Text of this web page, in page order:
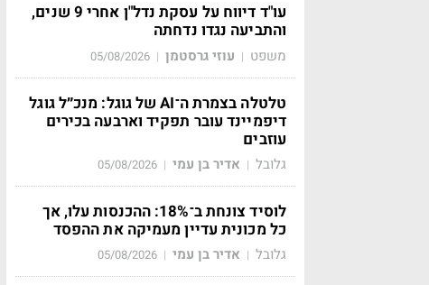
עו"ד דיווח על עסקת נדל"ן אחרי 9 שנים,
והתביעה נגדו נדחתה
משפט | עוזי גרסטמן |
05/08/2026
טלטלה בצמרת ה־AI של גוגל: מנכ״ל גוגל
דיפמיינד עובר תפקיד וארבעה בכירים
עוזבים
גלובל | אדיר בן עמי |
05/08/2026
לוסיד צונחת ב־18%: ההכנסות עלו, אך
כל מכונית עדיין מעמיקה את ההפסד
גלובל | אדיר בן עמי |
05/08/2026